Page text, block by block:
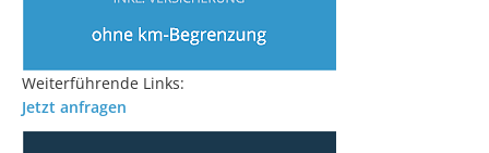
Weiterführende Links:
Jetzt anfragen